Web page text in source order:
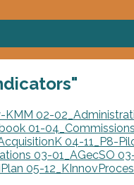
KMM 02-
01-04_Commissions
04-11_P8-
03-01_AGecSO
05-